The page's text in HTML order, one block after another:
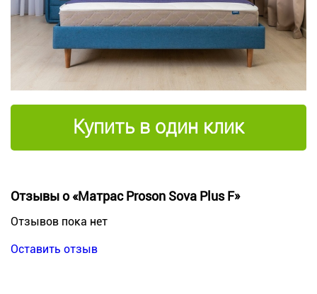
Купить в один клик
Отзывы о «Матрас Proson Sova Plus F»
Отзывов пока нет
Оставить отзыв